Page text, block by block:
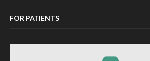
FOR PATIENTS